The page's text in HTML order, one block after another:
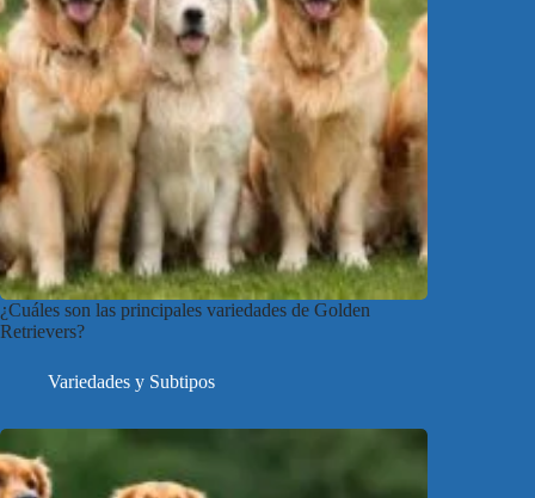
¿Cuáles son las principales variedades de Golden
Retrievers?
Variedades y Subtipos